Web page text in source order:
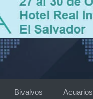
Bivalvos Acuarios